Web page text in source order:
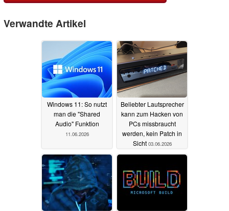
Verwandte Artikel
Windows 11: So nutzt
man die "Shared
Audio" Funktion
11.06.2026
Beliebter Lautsprecher
kann zum Hacken von
PCs missbraucht
werden, kein Patch in
Sicht 03.06.2026